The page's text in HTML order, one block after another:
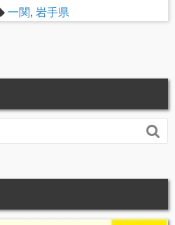
一関, 岩手県
